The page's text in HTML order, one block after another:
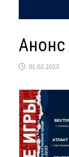
01.02.2023